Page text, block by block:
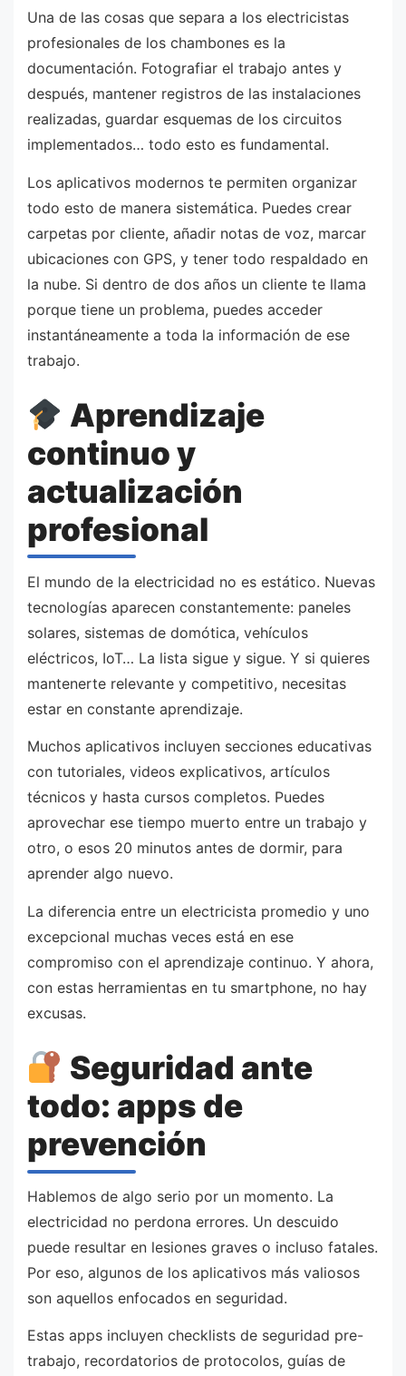
Una de las cosas que separa a los electricistas
profesionales de los chambones es la
documentación. Fotografiar el trabajo antes y
después, mantener registros de las instalaciones
realizadas, guardar esquemas de los circuitos
implementados… todo esto es fundamental.
Los aplicativos modernos te permiten organizar
todo esto de manera sistemática. Puedes crear
carpetas por cliente, añadir notas de voz, marcar
ubicaciones con GPS, y tener todo respaldado en
la nube. Si dentro de dos años un cliente te llama
porque tiene un problema, puedes acceder
instantáneamente a toda la información de ese
trabajo.
Aprendizaje
continuo y
actualización
profesional
El mundo de la electricidad no es estático. Nuevas
tecnologías aparecen constantemente: paneles
solares, sistemas de domótica, vehículos
eléctricos, IoT… La lista sigue y sigue. Y si quieres
mantenerte relevante y competitivo, necesitas
estar en constante aprendizaje.
Muchos aplicativos incluyen secciones educativas
con tutoriales, videos explicativos, artículos
técnicos y hasta cursos completos. Puedes
aprovechar ese tiempo muerto entre un trabajo y
otro, o esos 20 minutos antes de dormir, para
aprender algo nuevo.
La diferencia entre un electricista promedio y uno
excepcional muchas veces está en ese
compromiso con el aprendizaje continuo. Y ahora,
con estas herramientas en tu smartphone, no hay
excusas.
Seguridad ante
todo: apps de
prevención
Hablemos de algo serio por un momento. La
electricidad no perdona errores. Un descuido
puede resultar en lesiones graves o incluso fatales.
Por eso, algunos de los aplicativos más valiosos
son aquellos enfocados en seguridad.
Estas apps incluyen checklists de seguridad pre-
trabajo, recordatorios de protocolos, guías de